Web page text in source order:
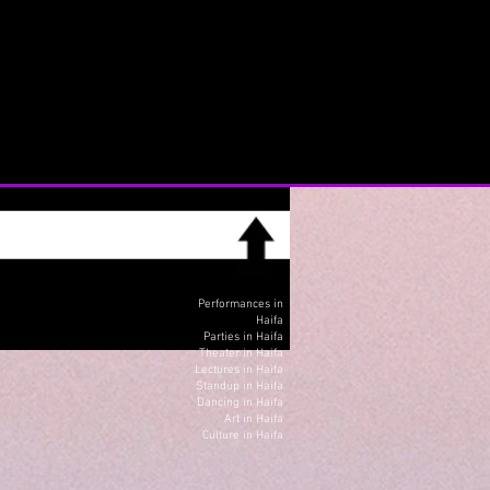
Performances in
Haifa
Parties in Haifa
Theater in Haifa
Lectures in Haifa
Standup in Haifa
Dancing in Haifa
Art in Haifa
Culture in Haifa